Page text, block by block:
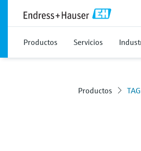
Productos Servicios
Productos